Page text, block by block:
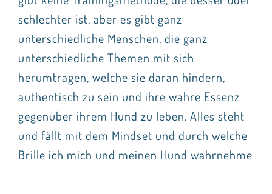
schlechter ist, aber es gibt ganz
unterschiedliche Menschen, die ganz
unterschiedliche Themen mit sich
herumtragen, welche sie daran hindern,
authentisch zu sein und ihre wahre Essenz
gegenüber ihrem Hund zu leben. Alles steht
und fällt mit dem Mindset und durch welche
Brille ich mich und meinen Hund wahrnehme